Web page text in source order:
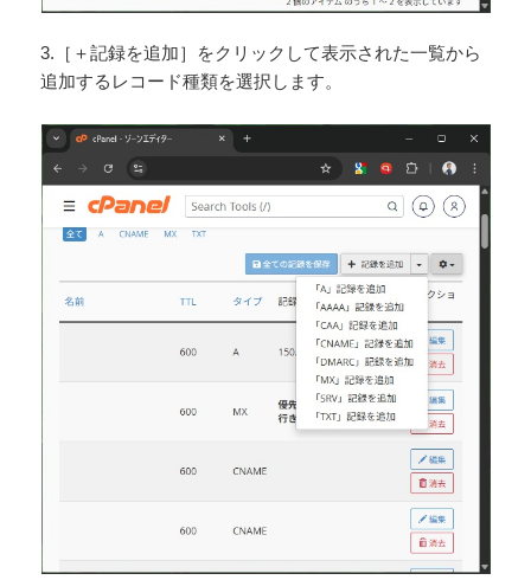
3.［＋記録を追加］をクリックして表示された一覧から
追加するレコード種類を選択します。